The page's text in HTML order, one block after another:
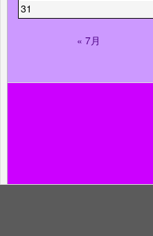
31
« 7月